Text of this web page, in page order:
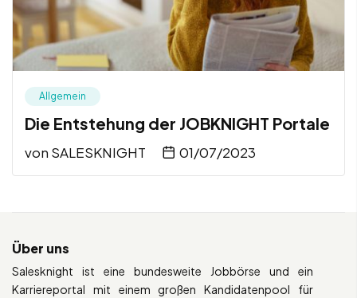
Allgemein
Die Entstehung der JOBKNIGHT Portale
von SALESKNIGHT 01/07/2023
Über uns
Salesknight ist eine bundesweite Jobbörse und ein
Karriereportal mit einem großen Kandidatenpool für